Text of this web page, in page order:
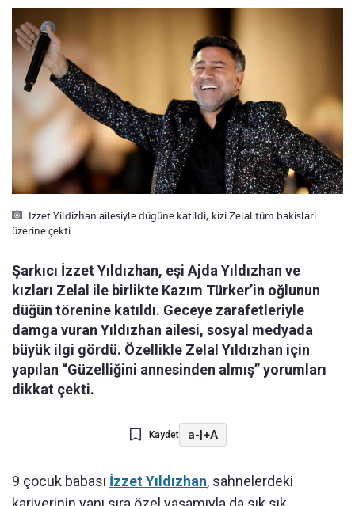
Izzet Yildizhan ailesiyle dügüne katildi, kizi Zelal tüm bakislari
üzerine çekti
Şarkıcı İzzet Yıldızhan, eşi Ajda Yıldızhan ve
kızları Zelal ile birlikte Kazım Türker’in oğlunun
düğün törenine katıldı. Geceye zarafetleriyle
damga vuran Yıldızhan ailesi, sosyal medyada
büyük ilgi gördü. Özellikle Zelal Yıldızhan için
yapılan “Güzelliğini annesinden almış” yorumları
dikkat çekti.
Kaydet a-|+A
9 çocuk babası İzzet Yıldızhan, sahnelerdeki